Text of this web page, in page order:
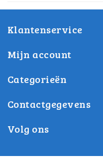
Klantenservice
Mijn account
Categorieën
Contactgegevens
Volg ons